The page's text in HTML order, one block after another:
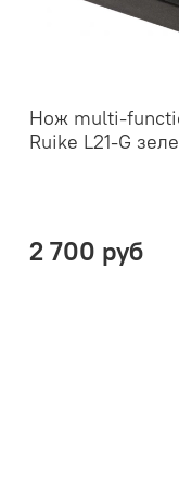
Нож multi-
Ruike L21-G
2 700 руб